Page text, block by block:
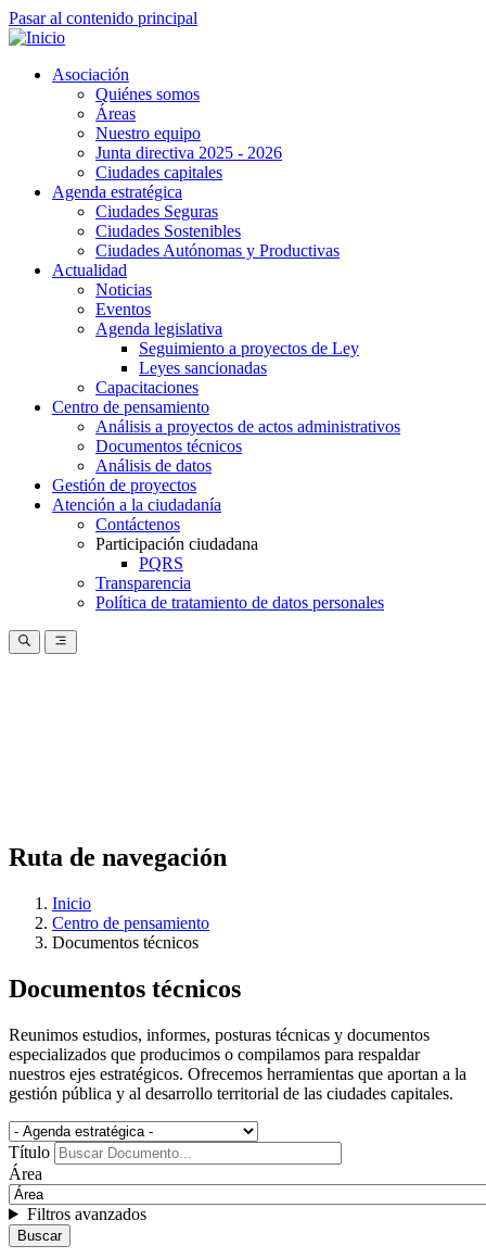
Pasar al contenido principal
Asociación
Quiénes somos
Áreas
Nuestro equipo
Junta directiva 2025 - 2026
Ciudades capitales
Agenda estratégica
Ciudades Seguras
Ciudades Sostenibles
Ciudades Autónomas y Productivas
Actualidad
Noticias
Eventos
Agenda legislativa
Seguimiento a proyectos de Ley
Leyes sancionadas
Capacitaciones
Centro de pensamiento
Análisis a proyectos de actos administrativos
Documentos técnicos
Análisis de datos
Gestión de proyectos
Atención a la ciudadanía
Contáctenos
Participación ciudadana
PQRS
Transparencia
Política de tratamiento de datos personales
Ruta de navegación
Inicio
Centro de pensamiento
Documentos técnicos
Documentos técnicos
Reunimos estudios, informes, posturas técnicas y documentos
especializados que producimos o compilamos para respaldar
nuestros ejes estratégicos. Ofrecemos herramientas que aportan a la
gestión pública y al desarrollo territorial de las ciudades capitales.
Título
Área
Filtros avanzados